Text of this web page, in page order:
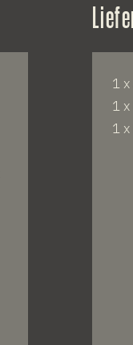
1
1
1